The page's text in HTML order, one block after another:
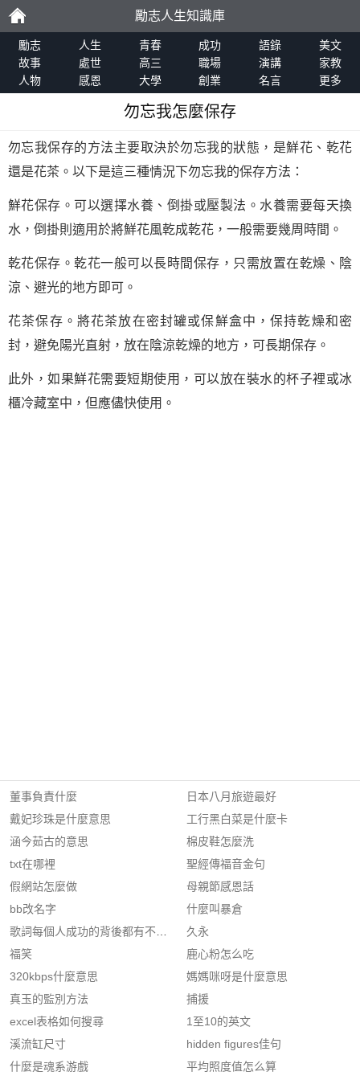
勵
志
勵志人生知識庫
勵志 人生 青春 成功 語錄
美文
故事
處世 高三 職場 演講
家教
人物
感恩 大學 創業 名言 更多
勿忘我怎麼保存
勿忘我保存的方法主要取決於勿忘我的狀態，是鮮花、乾花
還是花茶。以下是這三種情況下勿忘我的保存方法：
鮮花保存。可以選擇水養、倒掛或壓製法。水養需要每天換
水，倒掛則適用於將鮮花風乾成乾花，一般需要幾周時間。
乾花保存。乾花一般可以長時間保存，只需放置在乾燥、陰
涼、避光的地方即可。
花茶保存。將花茶放在密封罐或保鮮盒中，保持乾燥和密
封，避免陽光直射，放在陰涼乾燥的地方，可長期保存。
此外，如果鮮花需要短期使用，可以放在裝水的杯子裡或冰
櫃冷藏室中，但應儘快使用。
董事負責什麼
戴妃珍珠是什麼意思
涵今茹古的意思
txt在哪裡
假網站怎麼做
bb改名字
歌詞每個人成功的背後都有不為人知的酸楚
福笑
320kbps什麼意思
真玉的監別方法
excel表格如何搜尋
溪流缸尺寸
什麼是魂系游戲
日本八月旅遊最好
工行黑白菜是什麼卡
棉皮鞋怎麼洗
聖經傳福音金句
母親節感恩話
什麼叫暴倉
久永
鹿心粉怎么吃
媽媽咪呀是什麼意思
捕援
1至10的英文
hidden figures佳句
平均照度值怎么算